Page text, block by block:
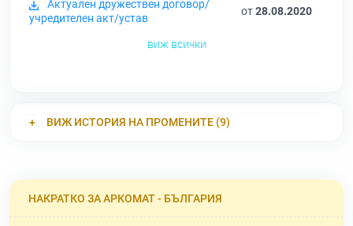
Актуален дружествен договор/
учредителен акт/устав
от28.08.2020
виж всички
ВИЖ ИСТОРИЯ НА ПРОМЕНИТЕ (9)
НАКРАТКО ЗА АРКОМАТ - БЪЛГАРИЯ